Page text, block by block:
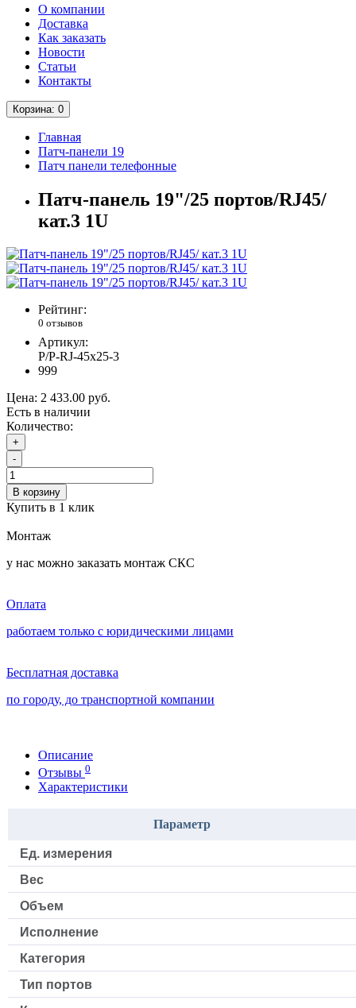
О компании
Доставка
Как заказать
Новости
Статьи
Контакты
Корзина: 0
Главная
Патч-панели 19
Патч панели телефонные
Патч-панель 19"/25 портов/RJ45/
кат.3 1U
Рейтинг:
0 отзывов
Артикул:
P/P-RJ-45x25-3
999
Цена: 2 433.00 руб.
Есть в наличии
Количество:
+
-
В корзину
Купить в 1 клик
Монтаж
у нас можно заказать монтаж СКС
Оплата
работаем только с юридическими лицами
Бесплатная доставка
по городу, до транспортной компании
Описание
Отзывы 0
Характеристики
Параметр
Ед. измерения
Вес
Объем
Исполнение
Категория
Тип портов